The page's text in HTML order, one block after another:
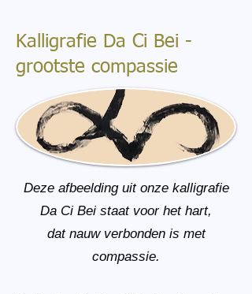
Kalligrafie Da Ci Bei -
grootste compassie
Deze afbeelding uit onze kalligrafie
Da Ci Bei staat voor het hart,
dat nauw verbonden is met
compassie.